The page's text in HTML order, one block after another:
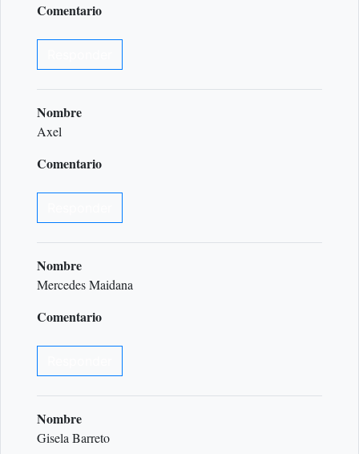
Comentario
Nombre
Axel
Comentario
Nombre
Mercedes Maidana
Comentario
Nombre
Gisela Barreto